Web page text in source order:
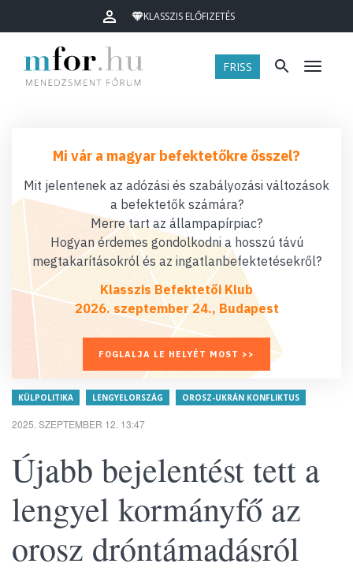
KLASSZIS ELŐFIZETÉS
FRISS Menü
Mi vár a magyar befektetőkre ősszel?
Mit jelentenek az adózási és szabályozási változások
a befektetők számára?
Merre tart az állampapírpiac?
Hogyan érdemes gondolkodni a hosszú távú
megtakarításokról és az ingatlanbefektetésekről?
Klasszis Befektetői Klub
2026. szeptember 24., Budapest
FOGLALJA LE HELYÉT MOST >>
KÜLPOLITIKA LENGYELORSZÁG OROSZ-UKRÁN KONFLIKTUS
2025. SZEPTEMBER 12. 13:47
Újabb bejelentést tett a
lengyel kormányfő az
orosz dróntámadásról